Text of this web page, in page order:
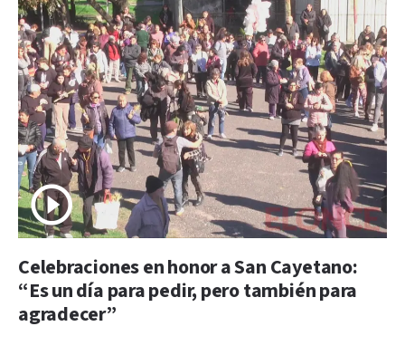
Celebraciones en honor a San Cayetano:
“Es un día para pedir, pero también para
agradecer”